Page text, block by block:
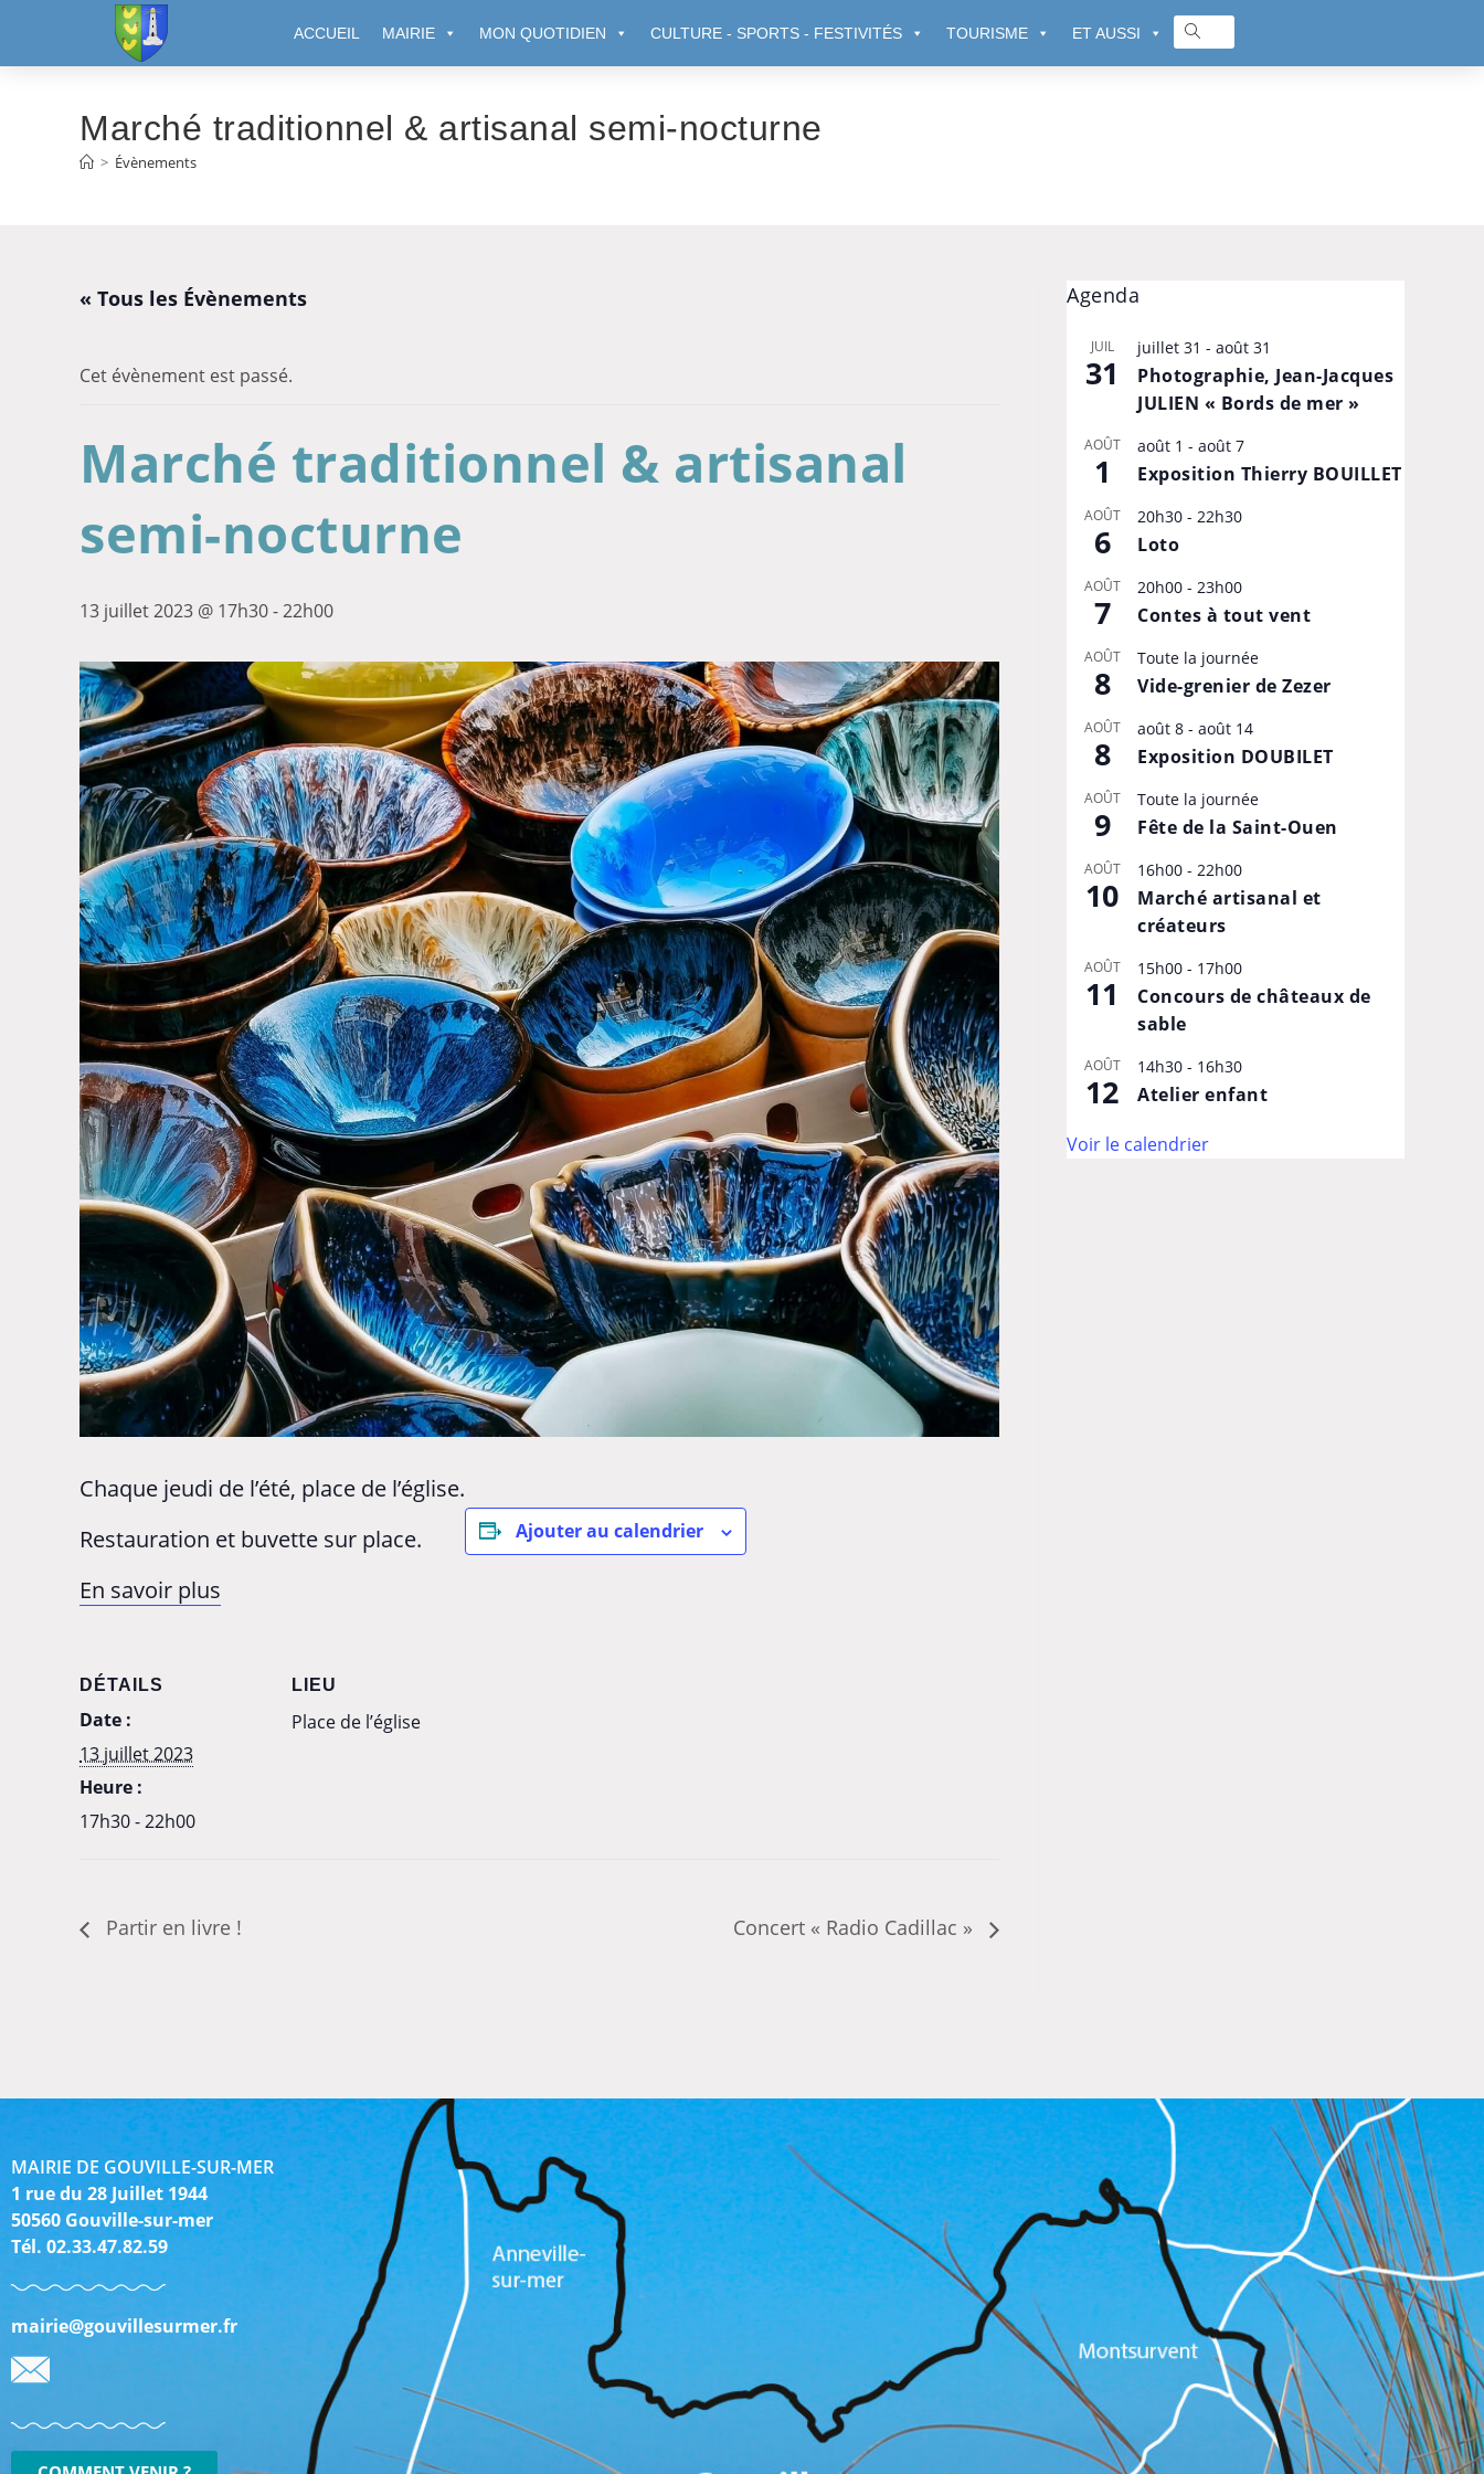
ACCUEIL MAIRIE MON QUOTIDIEN CULTURE - SPORTS - FESTIVITÉS TOURISME ET AUSSI
Marché traditionnel & artisanal semi-nocturne
> Évènements
« Tous les Évènements
Cet évènement est passé.
Marché traditionnel & artisanal
semi-nocturne
13 juillet 2023 @ 17h30-22h00
Chaque jeudi de l’été, place de l’église.
Restauration et buvette sur place.
En savoir plus
Ajouter au calendrier
DÉTAILS
Date :
13 juillet 2023
Heure :
17h30 - 22h00
LIEU
Place de l’église
Partir en livre ! Concert « Radio Cadillac »
Agenda
JUIL
31
juillet 31 - août 31
Photographie, Jean-Jacques
JULIEN « Bords de mer »
AOÛT
1
août 1 - août 7
Exposition Thierry BOUILLET
AOÛT
6
20h30 - 22h30
Loto
AOÛT
7
20h00 - 23h00
Contes à tout vent
AOÛT
8
Toute la journée
Vide-grenier de Zezer
AOÛT
8
août 8 - août 14
Exposition DOUBILET
AOÛT
9
Toute la journée
Fête de la Saint-Ouen
AOÛT
10
16h00 - 22h00
Marché artisanal et
créateurs
AOÛT
11
15h00 - 17h00
Concours de châteaux de
sable
AOÛT
12
14h30 - 16h30
Atelier enfant
Voir le calendrier
MAIRIE DE GOUVILLE-SUR-MER
1 rue du 28 Juillet 1944
50560 Gouville-sur-mer
Tél. 02.33.47.82.59
mairie@gouvillesurmer.fr
Cookies management panel